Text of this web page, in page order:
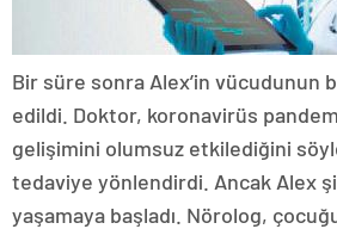
Bir süre sonra Alex’in vücudunun
edildi. Doktor, koronavirüs
gelişimini olumsuz etkilediğini
tedaviye yönlendirdi. Ancak Alex
yaşamaya başladı. Nörolog,